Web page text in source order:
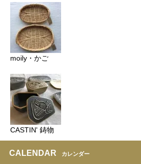
moily・かご
CASTIN' 鋳物
CALENDAR カレンダー